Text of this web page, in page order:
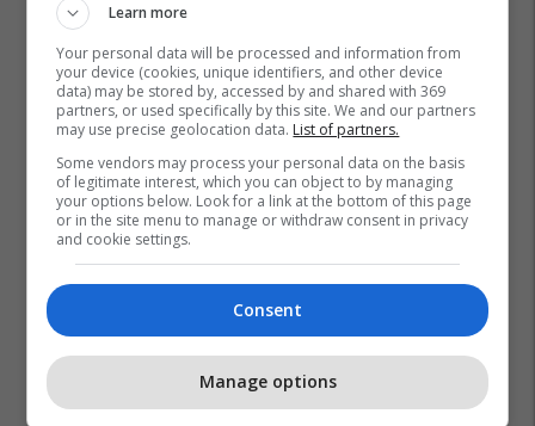
Learn more
Your personal data will be processed and information from
your device (cookies, unique identifiers, and other device
data) may be stored by, accessed by and shared with 369
partners, or used specifically by this site. We and our partners
may use precise geolocation data. List of partners.
Some vendors may process your personal data on the basis
of legitimate interest, which you can object to by managing
your options below. Look for a link at the bottom of this page
or in the site menu to manage or withdraw consent in privacy
and cookie settings.
Consent
Manage options